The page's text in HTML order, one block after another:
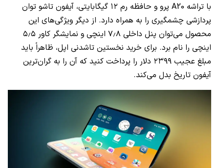
با تراشه A20 پرو و حافظه رم ۱۲ گیگابایتی، آیفون تاشو توان
پردازشی چشمگیری را به همراه دارد. از دیگر ویژگی‌های این
محصول می‌توان پنل داخلی ۷٫۸ اینچی و نمایشگر کاور ۵٫۵
اینچی را نام برد. برای خرید نخستین تاشدنی اپل، ظاهراً باید
مبلغ عجیب ۲۳۹۹ دلار را پرداخت کنید که آن را به گران‌ترین
آیفون تاریخ بدل می‌کند.